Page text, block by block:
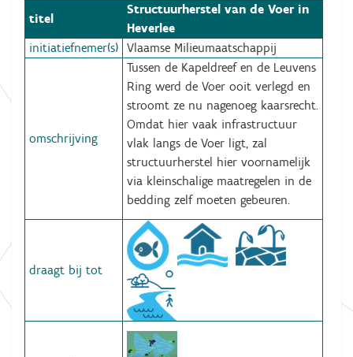
titel
Structuurherstel van de Voer in
Heverlee
initiatiefnemer(s) Vlaamse Milieumaatschappij
omschrijving
Tussen de Kapeldreef en de Leuvens
Ring werd de Voer ooit verlegd en
stroomt ze nu nagenoeg kaarsrecht.
Omdat hier vaak infrastructuur
vlak langs de Voer ligt, zal
structuurherstel hier voornamelijk
via kleinschalige maatregelen in de
bedding zelf moeten gebeuren.
draagt bij tot